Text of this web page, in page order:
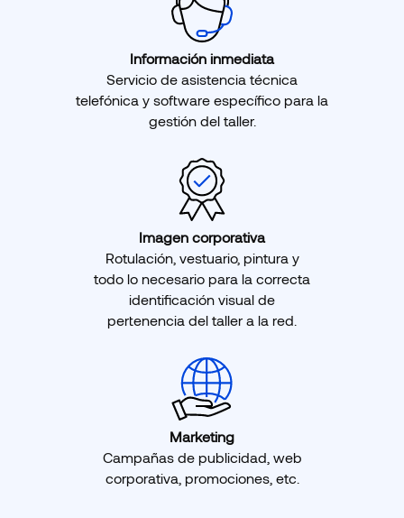
Información inmediata
Servicio de asistencia técnica
telefónica y software específico para la
gestión del taller.
Imagen corporativa
Rotulación, vestuario, pintura y
todo lo necesario para la correcta
identificación visual de
pertenencia del taller a la red.
Marketing
Campañas de publicidad, web
corporativa, promociones, etc.